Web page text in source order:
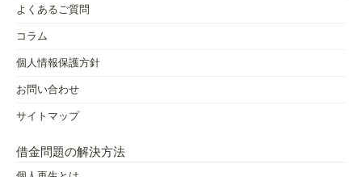
よくあるご質問
コラム
個人情報保護方針
お問い合わせ
サイトマップ
借金問題の解決方法